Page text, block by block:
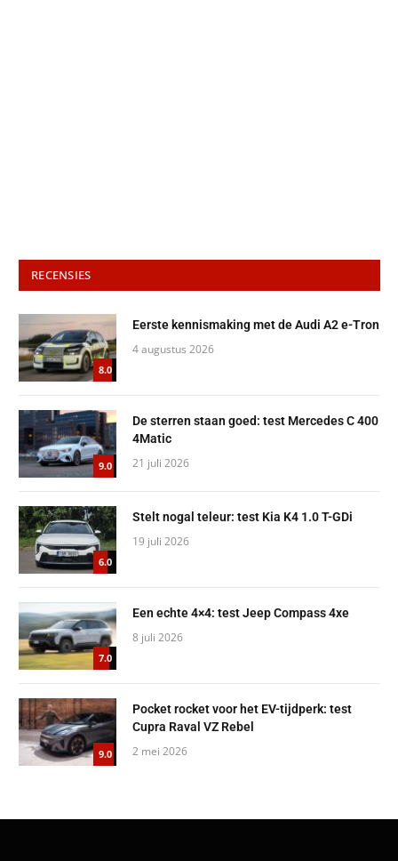
RECENSIES
8.0
Eerste kennismaking met de Audi A2 e-Tron
4 augustus 2026
9.0
De sterren staan goed: test Mercedes C 400
4Matic
21 juli 2026
6.0
Stelt nogal teleur: test Kia K4 1.0 T-GDi
19 juli 2026
7.0
Een echte 4×4: test Jeep Compass 4xe
8 juli 2026
9.0
Pocket rocket voor het EV-tijdperk: test
Cupra Raval VZ Rebel
2 mei 2026